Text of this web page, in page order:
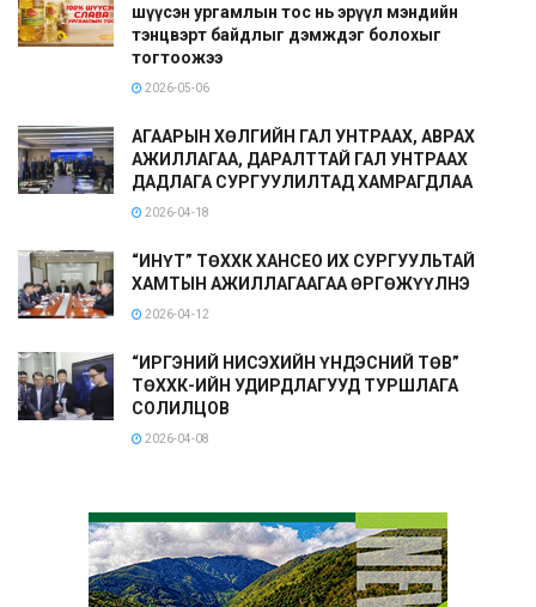
шүүсэн ургамлын тос нь эрүүл мэндийн
тэнцвэрт байдлыг дэмждэг болохыг
тогтоожээ
2026-05-06
АГААРЫН ХӨЛГИЙН ГАЛ УНТРААХ, АВРАХ
АЖИЛЛАГАА, ДАРАЛТТАЙ ГАЛ УНТРААХ
ДАДЛАГА СУРГУУЛИЛТАД ХАМРАГДЛАА
2026-04-18
“ИНҮТ” ТӨХХК ХАНСЕО ИХ СУРГУУЛЬТАЙ
ХАМТЫН АЖИЛЛАГААГАА ӨРГӨЖҮҮЛНЭ
2026-04-12
“ИРГЭНИЙ НИСЭХИЙН ҮНДЭСНИЙ ТӨВ”
ТӨХХК-ИЙН УДИРДЛАГУУД ТУРШЛАГА
СОЛИЛЦОВ
2026-04-08